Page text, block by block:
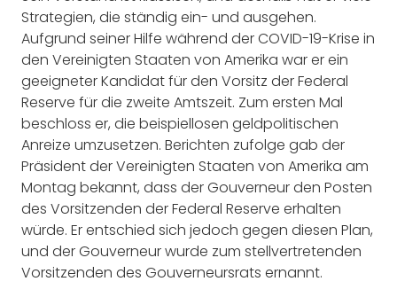
Strategien, die ständig ein- und ausgehen.
Aufgrund seiner Hilfe während der COVID-19-Krise in
den Vereinigten Staaten von Amerika war er ein
geeigneter Kandidat für den Vorsitz der Federal
Reserve für die zweite Amtszeit. Zum ersten Mal
beschloss er, die beispiellosen geldpolitischen
Anreize umzusetzen. Berichten zufolge gab der
Präsident der Vereinigten Staaten von Amerika am
Montag bekannt, dass der Gouverneur den Posten
des Vorsitzenden der Federal Reserve erhalten
würde. Er entschied sich jedoch gegen diesen Plan,
und der Gouverneur wurde zum stellvertretenden
Vorsitzenden des Gouverneursrats ernannt.